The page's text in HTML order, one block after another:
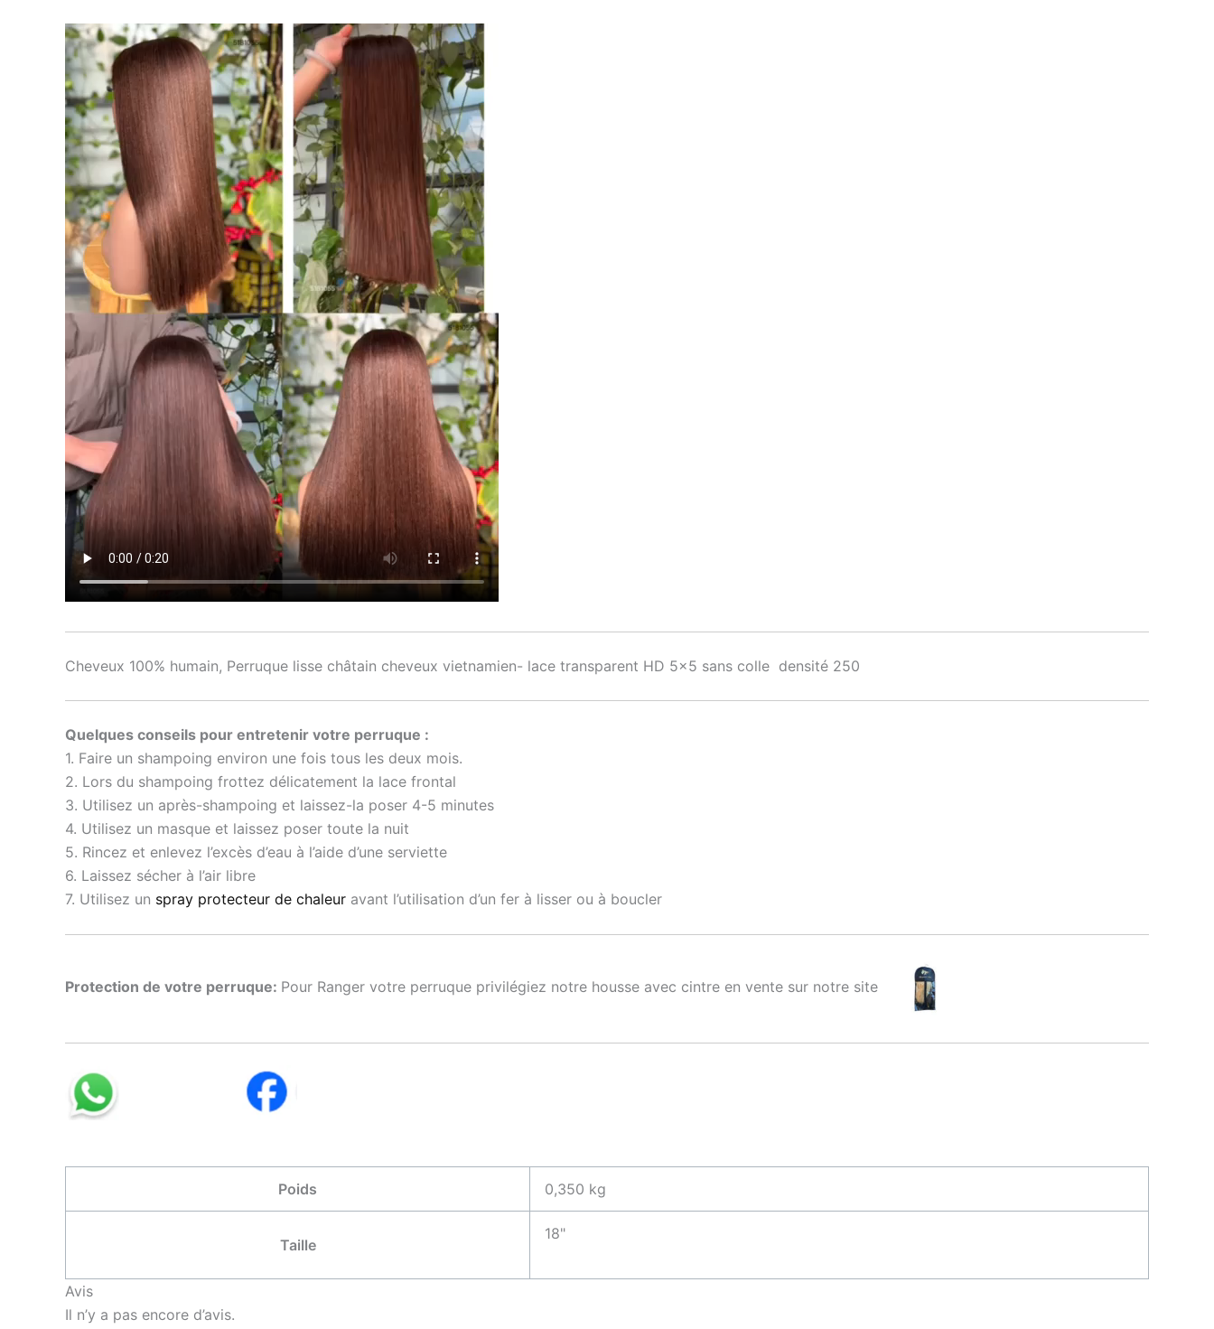
Cheveux 100% humain, Perruque lisse châtain cheveux vietnamien- lace transparent HD 5×5 sans colle densité 250
Quelques conseils pour entretenir votre perruque :
1. Faire un shampoing environ une fois tous les deux mois.
2. Lors du shampoing frottez délicatement la lace frontal
3. Utilisez un après-shampoing et laissez-la poser 4-5 minutes
4. Utilisez un masque et laissez poser toute la nuit
5. Rincez et enlevez l’excès d’eau à l’aide d’une serviette
6. Laissez sécher à l’air libre
7. Utilisez un spray protecteur de chaleur avant l’utilisation d’un fer à lisser ou à boucler
Protection de votre perruque: Pour Ranger votre perruque privilégiez notre housse avec cintre en vente sur notre site
Poids 0,350 kg
Taille
18"
Avis
Il n’y a pas encore d’avis.